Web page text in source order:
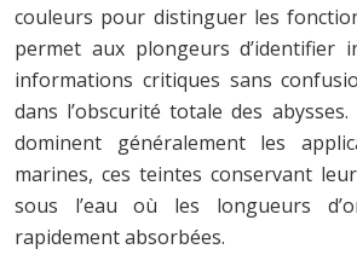
couleurs pour distinguer les
permet aux plongeurs d’identifier
informations critiques sans
dans l’obscurité totale des
dominent généralement les
marines, ces teintes conservant
sous l’eau où les longueurs
rapidement absorbées.